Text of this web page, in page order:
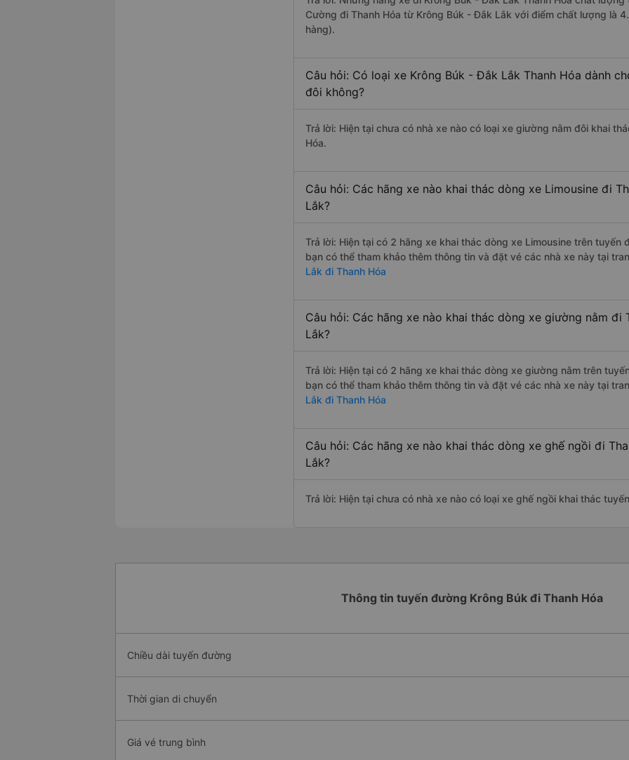
Cường đi Thanh Hóa từ Krông Búk - Đắk Lắk với điểm chất lượng là
hàng).
Câu hỏi: Có loại xe Krông Búk - Đắk Lắk Thanh Hóa dành
đôi không?
Trả lời: Hiện tại chưa có nhà xe nào có loại xe giường nằm đôi khai
Hóa.
Câu hỏi: Các hãng xe nào khai thác dòng xe Limousine đi
Lắk?
Trả lời: Hiện tại có 2 hãng xe khai thác dòng xe Limousine trên tuyến
bạn có thể tham khảo thêm thông tin và đặt vé các nhà xe này tại
Lắk đi Thanh Hóa
Câu hỏi: Các hãng xe nào khai thác dòng xe giường nằm đi
Lắk?
Trả lời: Hiện tại có 2 hãng xe khai thác dòng xe giường nằm trên
bạn có thể tham khảo thêm thông tin và đặt vé các nhà xe này tại
Lắk đi Thanh Hóa
Câu hỏi: Các hãng xe nào khai thác dòng xe ghế ngồi đi
Lắk?
Trả lời: Hiện tại chưa có nhà xe nào có loại xe ghế ngồi khai thác
Thông tin tuyến đường Krông Búk đi Thanh Hóa
Chiều dài tuyến đường
Thời gian di chuyển
Giá vé trung bình